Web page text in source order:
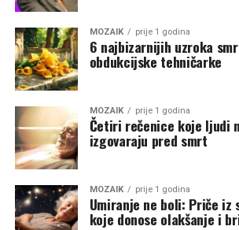
MOZAIK prije 1 godina
6 najbizarnijih uzroka
obdukcijske tehničarke
MOZAIK prije 1 godina
Četiri rečenice koje ljudi
izgovaraju pred smrt
MOZAIK prije 1 godina
Umiranje ne boli: Priče iz
koje donose olakšanje i